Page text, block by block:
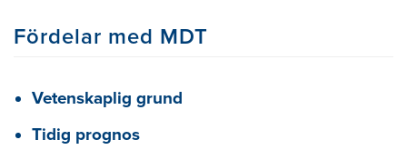
Fördelar med MDT
Vetenskaplig grund
Tidig prognos